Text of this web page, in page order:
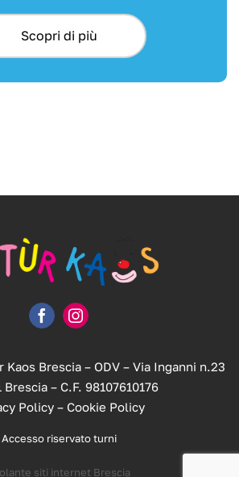
Scopri di più
Brescia – ODV – Via Inganni n.23
Brescia – C.F. 98107610176
Policy– Cookie Policy
Accesso riservato turni
siti internet Brescia